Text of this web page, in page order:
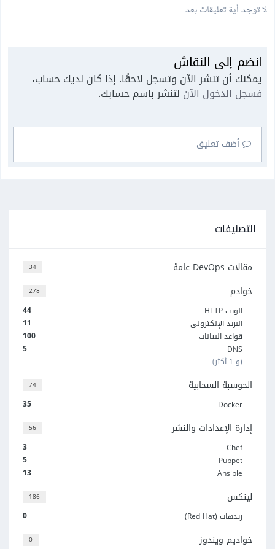
لا توجد أية تعليقات بعد
انضم إلى النقاش
يمكنك أن تنشر الآن وتسجل لاحقًا. إذا كان لديك حساب،
فسجل الدخول الآن لتنشر باسم حسابك.
أضف تعليق
التصنيفات
34 مقالات DevOps عامة
278 خوادم
44
الويب HTTP
11
البريد الإلكتروني
100
قواعد البيانات
5
DNS
(و 1 أكثر)
74 الحوسبة السحابية
35 Docker
56 إدارة الإعدادات والنشر
3
Chef
5
Puppet
13
Ansible
186 لينكس
0 ريدهات (Red Hat)
0 خواديم ويندوز